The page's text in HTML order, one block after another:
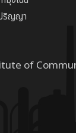
ปริญญา
of